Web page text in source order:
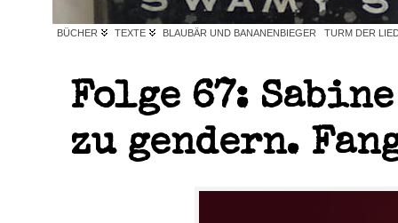
BÜCHER TEXTE BLAUBÄR UND BANANENBIEGER TURM DER
Folge 67:
zu gendern.